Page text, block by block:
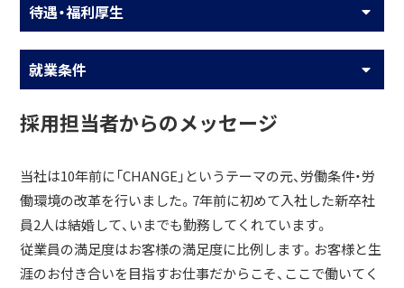
待遇・福利厚生
就業条件
採用担当者からのメッセージ
当社は10年前に「CHANGE」というテーマの元、労働条件・労
働環境の改革を行いました。7年前に初めて入社した新卒社
員2人は結婚して、いまでも勤務してくれています。
従業員の満足度はお客様の満足度に比例します。お客様と生
涯のお付き合いを目指すお仕事だからこそ、ここで働いてく